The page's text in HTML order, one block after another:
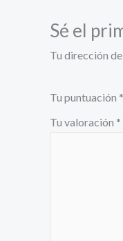
Sé el
Tu dirección
Tu puntuación *
Tu valoración *